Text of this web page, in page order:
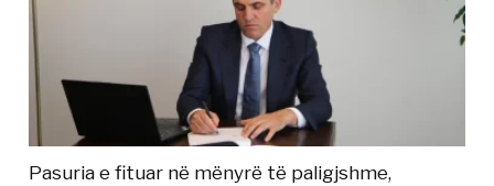
Pasuria e fituar në mënyrë të paligjshme,